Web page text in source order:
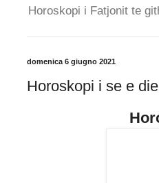
Horoskopi i Fatjonit te
domenica 6 giugno 2021
Horoskopi i se e